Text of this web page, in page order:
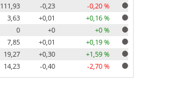
111,93 -0,23
-0,20 %
3,63 +0,01
+0,16 %
0
+0
+0 %
7,85 +0,01
+0,19 %
19,27 +0,30
+1,59 %
14,23 -0,40 -2,70 %